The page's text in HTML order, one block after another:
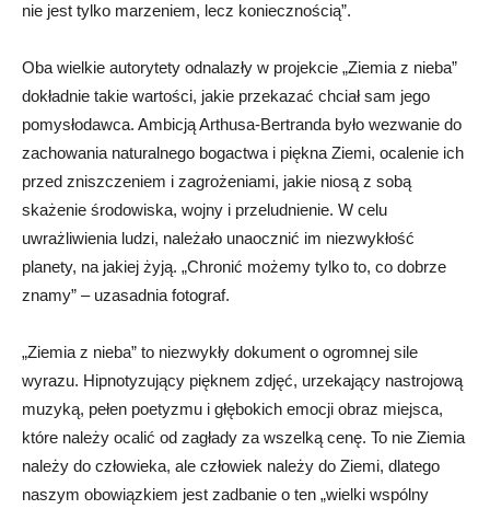
nie jest tylko marzeniem, lecz koniecznością”.
Oba wielkie autorytety odnalazły w projekcie „Ziemia z nieba”
dokładnie takie wartości, jakie przekazać chciał sam jego
pomysłodawca. Ambicją Arthusa-Bertranda było wezwanie do
zachowania naturalnego bogactwa i piękna Ziemi, ocalenie ich
przed zniszczeniem i zagrożeniami, jakie niosą z sobą
skażenie środowiska, wojny i przeludnienie. W celu
uwrażliwienia ludzi, należało unaocznić im niezwykłość
planety, na jakiej żyją. „Chronić możemy tylko to, co dobrze
znamy” – uzasadnia fotograf.
„Ziemia z nieba” to niezwykły dokument o ogromnej sile
wyrazu. Hipnotyzujący pięknem zdjęć, urzekający nastrojową
muzyką, pełen poetyzmu i głębokich emocji obraz miejsca,
które należy ocalić od zagłady za wszelką cenę. To nie Ziemia
należy do człowieka, ale człowiek należy do Ziemi, dlatego
naszym obowiązkiem jest zadbanie o ten „wielki wspólny